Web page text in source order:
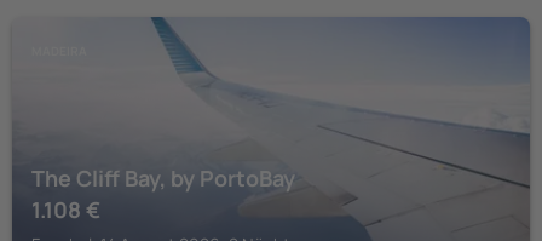
The Cliff Bay, by PortoBay
1.108 €